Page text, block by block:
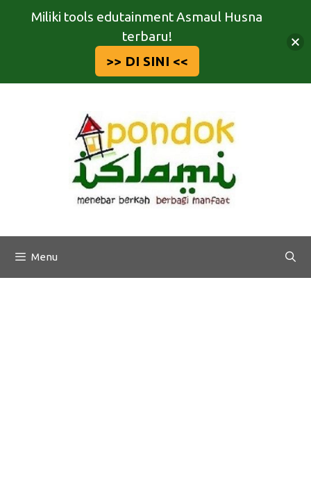
Menu
Miliki tools edutainment Asmaul Husna
terbaru!
>> DI SINI <<